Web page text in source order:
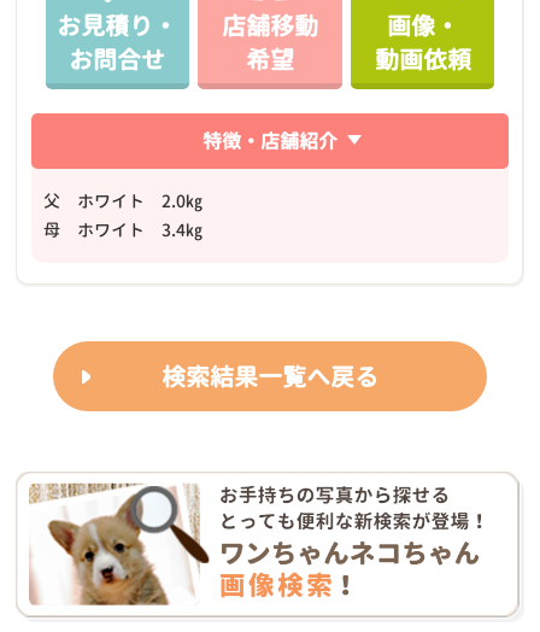
お見積り・
お問合せ
店舗移動
希望
画像・
動画依頼
特徴・店舗紹介
父 ホワイト 2.0㎏
母 ホワイト 3.4㎏
検索結果一覧へ戻る